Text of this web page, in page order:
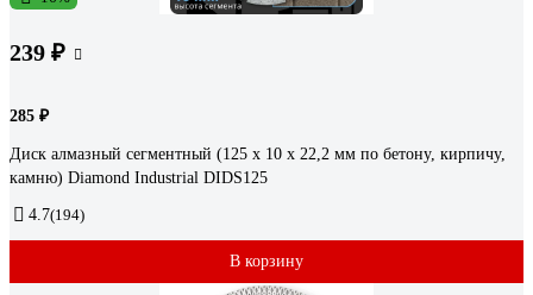
239 ₽
285 ₽
Диск алмазный сегментный (125 х 10 х 22,2 мм по бетону, кирпичу,
камню) Diamond Industrial DIDS125
4.7(194)
В корзину